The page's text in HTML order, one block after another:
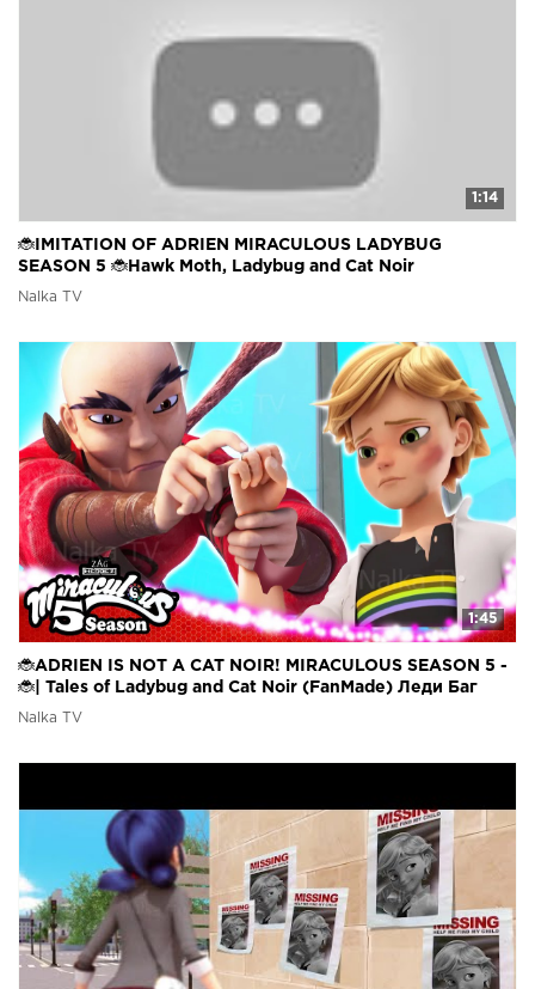
1:14
🐞IMITATION OF ADRIEN MIRACULOUS LADYBUG
SEASON 5 🐞Hawk Moth, Ladybug and Cat Noir
(FANMADE) Леди Баг
Nalka TV
1:45
🐞ADRIEN IS NOT A CAT NOIR! MIRACULOUS SEASON 5 -
🐞| Tales of Ladybug and Cat Noir (FanMade) Леди Баг
Nalka TV